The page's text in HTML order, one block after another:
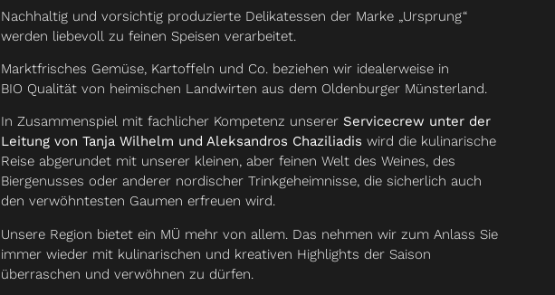
Nachhaltig und vorsichtig produzierte Delikatessen der Marke „Ursprung“
werden liebevoll zu feinen Speisen verarbeitet.
Marktfrisches Gemüse, Kartoffeln und Co. beziehen wir idealerweise in
BIO Qualität von heimischen Landwirten aus dem Oldenburger Münsterland.
In Zusammenspiel mit fachlicher Kompetenz unserer Servicecrew unter der
Leitung von Tanja Wilhelm und Aleksandros Chaziliadis wird die kulinarische
Reise abgerundet mit unserer kleinen, aber feinen Welt des Weines, des
Biergenusses oder anderer nordischer Trinkgeheimnisse, die sicherlich auch
den verwöhntesten Gaumen erfreuen wird.
Unsere Region bietet ein MÜ mehr von allem. Das nehmen wir zum Anlass Sie
immer wieder mit kulinarischen und kreativen Highlights der Saison
überraschen und verwöhnen zu dürfen.